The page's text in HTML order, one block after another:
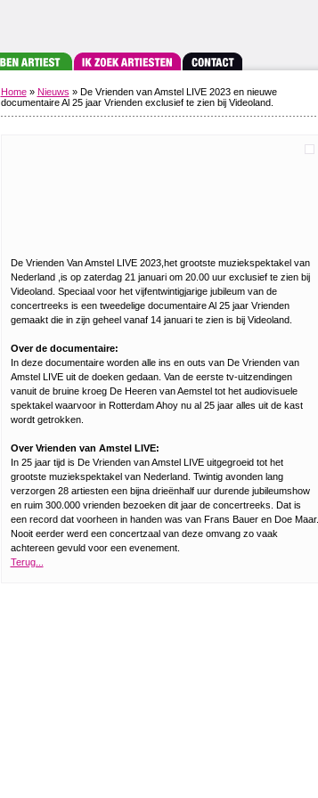
Home » Nieuws » De Vrienden van Amstel LIVE 2023 en nieuwe
documentaire Al 25 jaar Vrienden exclusief te zien bij Videoland.
De Vrienden Van Amstel LIVE 2023,het grootste muziekspektakel van
Nederland ,is op zaterdag 21 januari om 20.00 uur exclusief te zien bij
Videoland. Speciaal voor het vijfentwintigjarige jubileum van de
concertreeks is een tweedelige documentaire Al 25 jaar Vrienden
gemaakt die in zijn geheel vanaf 14 januari te zien is bij Videoland.
Over de documentaire:
In deze documentaire worden alle ins en outs van De Vrienden van
Amstel LIVE uit de doeken gedaan. Van de eerste tv-uitzendingen
vanuit de bruine kroeg De Heeren van Aemstel tot het audiovisuele
spektakel waarvoor in Rotterdam Ahoy nu al 25 jaar alles uit de kast
wordt getrokken.
Over Vrienden van Amstel LIVE:
In 25 jaar tijd is De Vrienden van Amstel LIVE uitgegroeid tot het
grootste muziekspektakel van Nederland. Twintig avonden lang
verzorgen 28 artiesten een bijna drieënhalf uur durende jubileumshow
en ruim 300.000 vrienden bezoeken dit jaar de concertreeks. Dat is
een record dat voorheen in handen was van Frans Bauer en Doe Maar.
Nooit eerder werd een concertzaal van deze omvang zo vaak
achtereen gevuld voor een evenement.
Terug...